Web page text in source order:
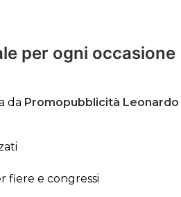
per ogni occasione
da Promopubblicità Leonardo
fiere e congressi